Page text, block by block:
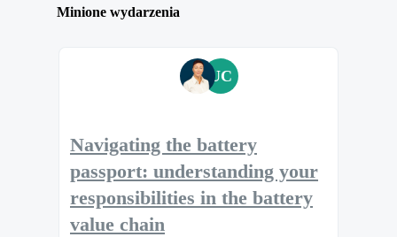
Minione wydarzenia
UC
Navigating the battery
passport: understanding your
responsibilities in the battery
value chain